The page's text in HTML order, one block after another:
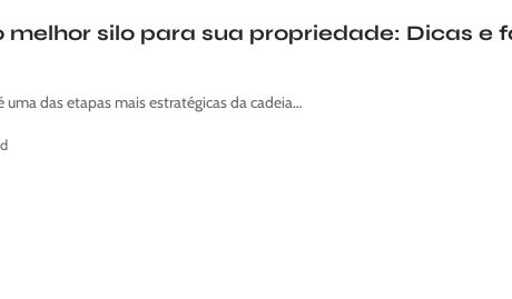
melhor silo para sua propriedade: Dicas e
das etapas mais estratégicas da cadeia…